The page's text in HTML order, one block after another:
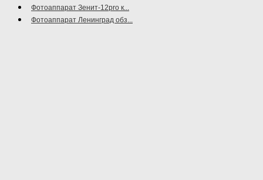
Фотоаппарат Зенит-12pro к...
Фотоаппарат Ленинград обз...